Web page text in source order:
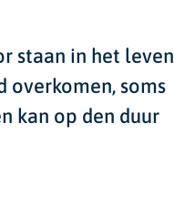
staan in het leven
overkomen, soms
kan op den duur